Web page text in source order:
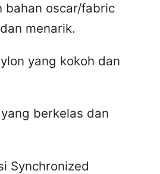
bahan oscar/fabric
menarik.
yang kokoh dan
berkelas dan
Synchronized